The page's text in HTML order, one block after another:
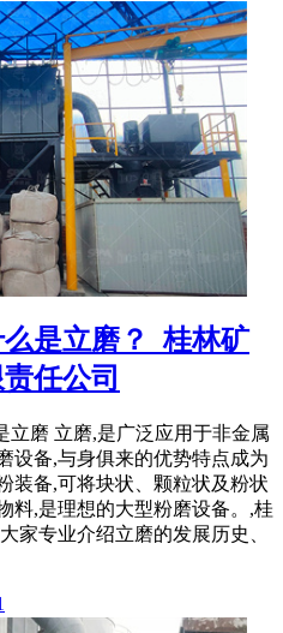
么是立磨？_桂林矿
任公司
立磨 立磨,是广泛应用于非金属
设备,与身俱来的优势特点成为
装备,可将块状、颗粒状及粉状
料,是理想的大型粉磨设备。,桂
家专业介绍立磨的发展历史、